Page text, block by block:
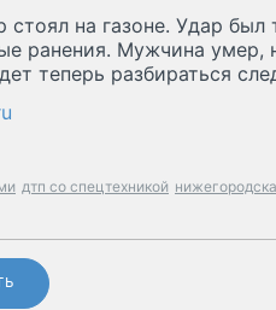
стоял на газоне. Удар
ранения. Мужчина умер,
теперь разбираться
дтп со спецтехникой